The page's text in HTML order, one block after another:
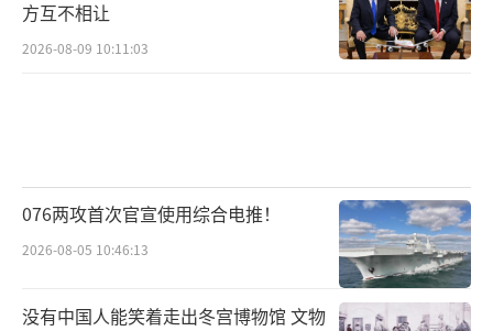
方互不相让
2026-08-09 10:11:03
076两攻首次官宣使用综合电推！
2026-08-05 10:46:13
没有中国人能笑着走出冬宫博物馆 文物